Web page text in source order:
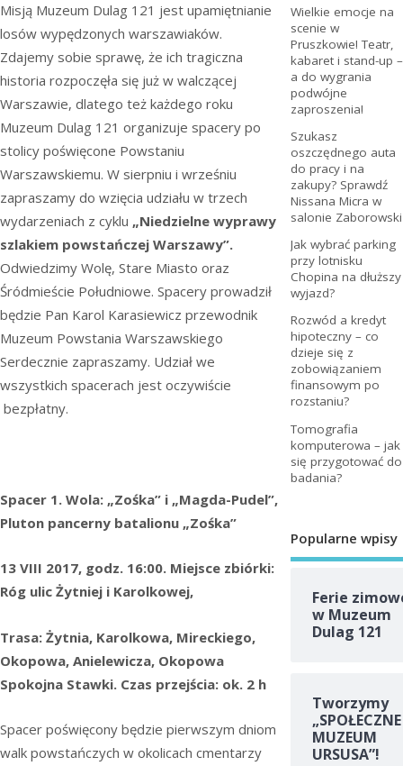
Misją Muzeum Dulag 121 jest upamiętnianie
losów wypędzonych warszawiaków.
Zdajemy sobie sprawę, że ich tragiczna
historia rozpoczęła się już w walczącej
Warszawie, dlatego też każdego roku
Muzeum Dulag 121 organizuje spacery po
stolicy poświęcone Powstaniu
Warszawskiemu. W sierpniu i wrześniu
zapraszamy do wzięcia udziału w trzech
wydarzeniach z cyklu „Niedzielne wyprawy
szlakiem powstańczej Warszawy”.
Odwiedzimy Wolę, Stare Miasto oraz
Śródmieście Południowe. Spacery prowadził
będzie Pan Karol Karasiewicz przewodnik
Muzeum Powstania Warszawskiego
Serdecznie zapraszamy. Udział we
wszystkich spacerach jest oczywiście
bezpłatny.
Spacer 1. Wola: „Zośka” i „Magda-Pudel”,
Pluton pancerny batalionu „Zośka”
13 VIII 2017, godz. 16:00. Miejsce zbiórki:
Róg ulic Żytniej i Karolkowej,
Trasa: Żytnia, Karolkowa, Mireckiego,
Okopowa, Anielewicza, Okopowa
Spokojna Stawki. Czas przejścia: ok. 2 h
Spacer poświęcony będzie pierwszym dniom
walk powstańczych w okolicach cmentarzy
Wielkie emocje na
scenie w
Pruszkowie! Teatr,
kabaret i stand-up –
a do wygrania
podwójne
zaproszenia!
Szukasz
oszczędnego auta
do pracy i na
zakupy? Sprawdź
Nissana Micra w
salonie Zaborowski
Jak wybrać parking
przy lotnisku
Chopina na dłuższy
wyjazd?
Rozwód a kredyt
hipoteczny – co
dzieje się z
zobowiązaniem
finansowym po
rozstaniu?
Tomografia
komputerowa – jak
się przygotować do
badania?
Popularne wpisy
Ferie
w Muzeum
Dulag 121
Tworzymy
„SPOŁECZNE
MUZEUM
URSUSA”!